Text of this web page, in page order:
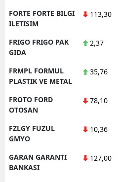
FORTE FORTE BILGI
ILETISIM
113,30
FRIGO FRIGO PAK
GIDA
2,37
FRMPL FORMUL
PLASTIK VE METAL
35,76
FROTO FORD
OTOSAN
78,10
FZLGY FUZUL
GMYO
10,36
GARAN GARANTI
BANKASI
127,00